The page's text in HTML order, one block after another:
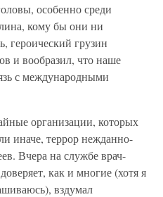
особенно среди
кому бы они ни
героический грузин
и вообразил, что наше
с международными
организации, которых
иначе, террор нежданно-
Вчера на службе врач-
как и многие (хотя я
вздумал